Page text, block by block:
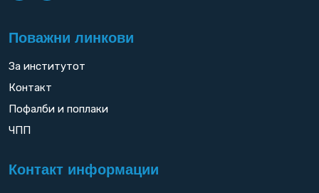
Поважни линкови
За институтот
Контакт
Пофалби и поплаки
ЧПП
Контакт информации